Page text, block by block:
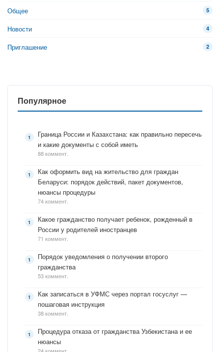
Общее 5
Новости 4
Приглашение 2
Популярное
Граница России и Казахстана: как правильно пересечь
и какие документы с собой иметь
88 коммент.
Как оформить вид на жительство для граждан
Беларуси: порядок действий, пакет документов,
нюансы процедуры
74 коммент.
Какое гражданство получает ребенок, рожденный в
России у родителей иностранцев
71 коммент.
Порядок уведомления о получении второго
гражданства
53 коммент.
Как записаться в УФМС через портал госуслуг —
пошаговая инструкция
38 коммент.
Процедура отказа от гражданства Узбекистана и ее
нюансы